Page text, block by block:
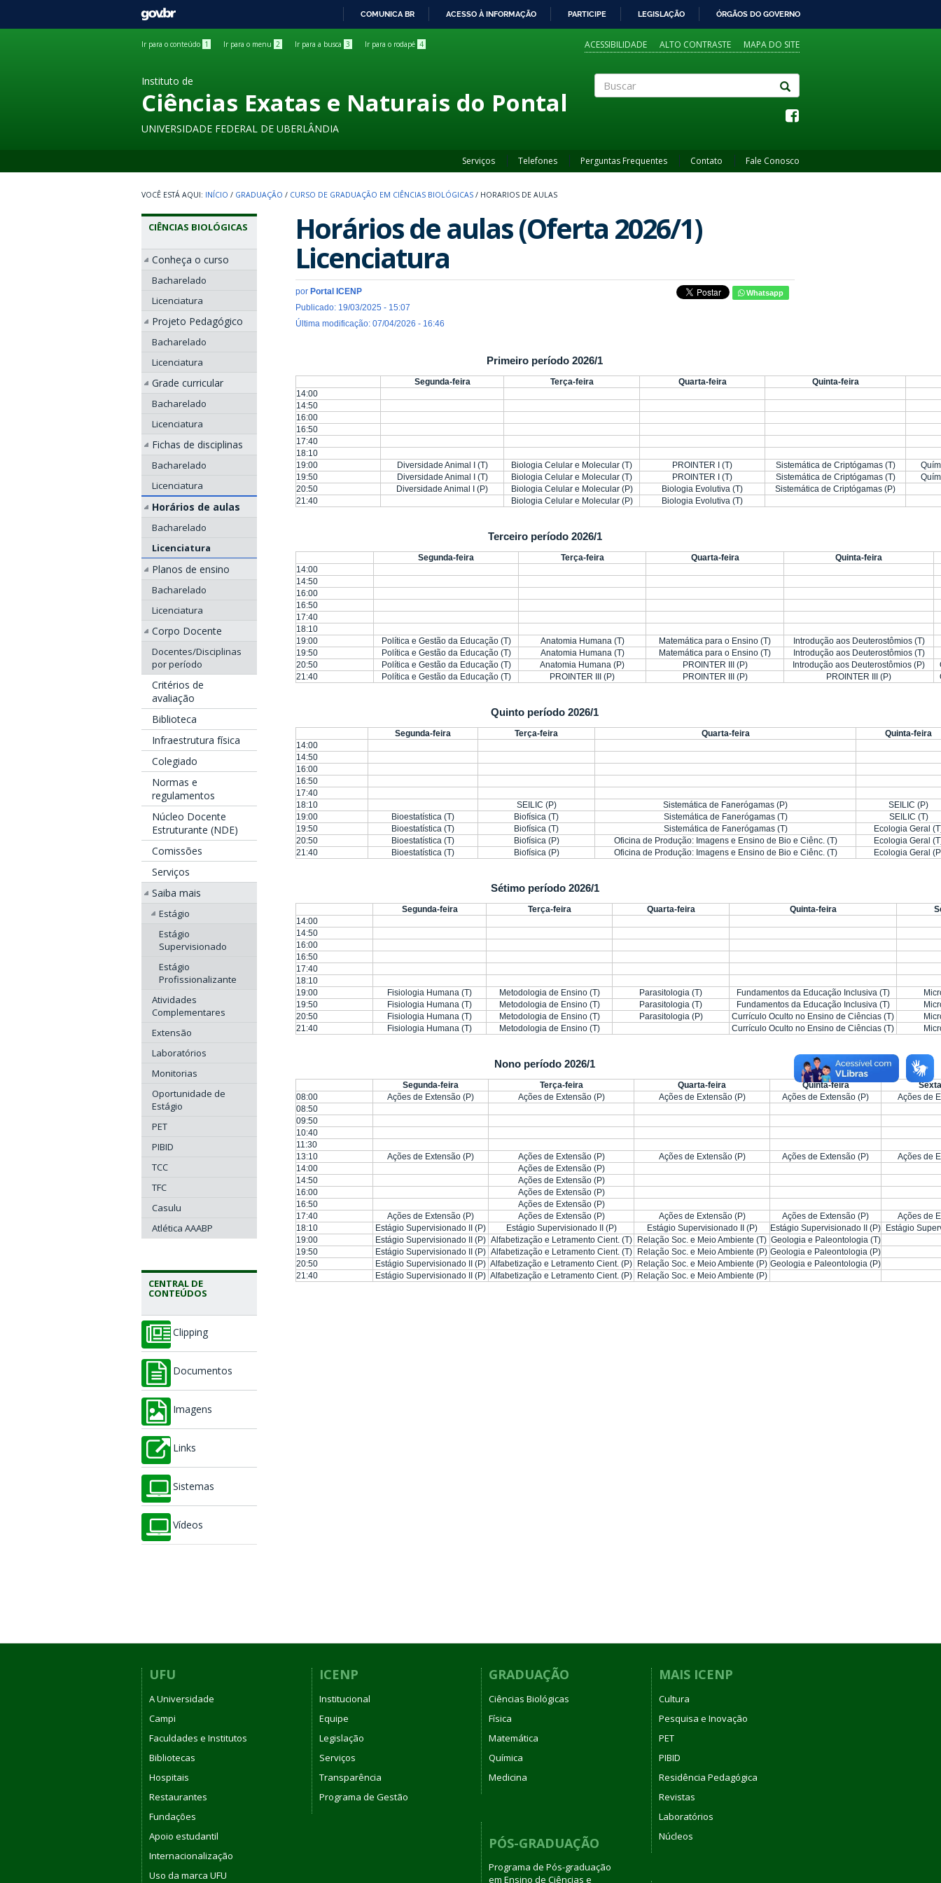
GOVBR
COMUNICA BR ACESSO À INFORMAÇÃO PARTICIPE LEGISLAÇÃO ÓRGÃOS DO GOVERNO
Ir para o conteúdo 1 Ir para o menu 2 Ir para a busca 3 Ir para o rodapé 4 ACESSIBILIDADE ALTO CONTRASTE MAPA DO SITE
Instituto de
Ciências Exatas e Naturais do Pontal
UNIVERSIDADE FEDERAL DE UBERLÂNDIA
Serviços Telefones Perguntas Frequentes Contato Fale Conosco
INÍCIO / GRADUAÇÃO / CURSO DE GRADUAÇÃO EM CIÊNCIAS BIOLÓGICAS / HORARIOS DE AULAS
CIÊNCIAS BIOLÓGICAS
Conheça o curso
Bacharelado
Licenciatura
Projeto Pedagógico
Bacharelado
Licenciatura
Grade curricular
Bacharelado
Licenciatura
Fichas de disciplinas
Bacharelado
Licenciatura
Horários de aulas
Bacharelado
Licenciatura
Planos de ensino
Bacharelado
Licenciatura
Corpo Docente
Docentes/Disciplinas
por período
Critérios de
avaliação
Biblioteca
Infraestrutura física
Colegiado
Normas e
regulamentos
Núcleo Docente
Estruturante (NDE)
Comissões
Serviços
Saiba mais
Estágio
Estágio
Supervisionado
Estágio
Profissionalizante
Atividades
Complementares
Extensão
Laboratórios
Monitorias
Oportunidade de
Estágio
PET
PIBID
TCC
TFC
Casulu
Atlética AAABP
CENTRAL DE
CONTEÚDOS
Clipping
Documentos
Imagens
Links
Sistemas
Vídeos
Horários de aulas (Oferta 2026/1)
Licenciatura
por Portal ICENP
Publicado: 19/03/2025 - 15:07
Última modificação: 07/04/2026 - 16:46
Whatsapp
Primeiro período 2026/1
Segunda-feira Terça-feira Quarta-feira
Quinta-feira
14:00
14:50
16:00
16:50
17:40
18:10
19:00
Diversidade Animal I (T) Biologia Celular e Molecular (T) PROINTER I (T) Sistemática de Criptógamas (T)
19:50
Diversidade Animal I (T) Biologia Celular e Molecular (T) PROINTER I (T) Sistemática de Criptógamas (T)
20:50
Diversidade Animal I (P) Biologia Celular e Molecular (P) Biologia Evolutiva (T)
Sistemática de Criptógamas (P)
21:40
Biologia Celular e Molecular (P) Biologia Evolutiva (T)
Terceiro período 2026/1
Segunda-feira Terça-feira Quarta-feira
Quinta-feira
14:00
14:50
16:00
16:50
17:40
18:10
19:00
Política e Gestão da Educação (T) Anatomia Humana (T) Matemática para o Ensino (T)
Introdução aos Deuterostômios (T)
19:50
Política e Gestão da Educação (T) Anatomia Humana (T) Matemática para o Ensino (T)
Introdução aos Deuterostômios (T)
20:50
Política e Gestão da Educação (T) Anatomia Humana (P) PROINTER III (P) Introdução aos Deuterostômios (P)
21:40
Política e Gestão da Educação (T) PROINTER III (P) PROINTER III (P) PROINTER III (P)
Quinto período 2026/1
Segunda-feira Terça-feira Quarta-feira
Quinta-feira
14:00
14:50
16:00
16:50
17:40
18:10
SEILIC (P) Sistemática de Fanerógamas (P)
SEILIC (P)
19:00
Bioestatística (T) Biofísica (T) Sistemática de Fanerógamas (T)
SEILIC (T)
19:50
Bioestatística (T) Biofísica (T) Sistemática de Fanerógamas (T)
Ecologia Geral
20:50
Bioestatística (T) Biofísica (P) Oficina de Produção: Imagens e Ensino de Bio e Ciênc. (T)
Ecologia Geral
21:40
Bioestatística (T) Biofísica (P) Oficina de Produção: Imagens e Ensino de Bio e Ciênc. (T) Ecologia Geral
Sétimo período 2026/1
Segunda-feira Terça-feira Quarta-feira Quinta-feira
14:00
14:50
16:00
16:50
17:40
18:10
19:00
Fisiologia Humana (T) Metodologia de Ensino (T) Parasitologia (T) Fundamentos da Educação Inclusiva (T)
19:50
Fisiologia Humana (T) Metodologia de Ensino (T) Parasitologia (T) Fundamentos da Educação Inclusiva (T)
20:50
Fisiologia Humana (T) Metodologia de Ensino (T) Parasitologia (P) Currículo Oculto no Ensino de Ciências (T)
21:40
Fisiologia Humana (T) Metodologia de Ensino (T) Currículo Oculto no Ensino de Ciências (T)
Nono período 2026/1
Segunda-feira Terça-feira Quarta-feira Quinta-feira
08:00
Ações de Extensão (P) Ações de Extensão (P) Ações de Extensão (P) Ações de Extensão (P)
Ações de
08:50
09:50
10:40
11:30
13:10
Ações de Extensão (P) Ações de Extensão (P) Ações de Extensão (P) Ações de Extensão (P)
Ações de
14:00
Ações de Extensão (P)
14:50
Ações de Extensão (P)
16:00
Ações de Extensão (P)
16:50
Ações de Extensão (P)
17:40
Ações de Extensão (P) Ações de Extensão (P) Ações de Extensão (P) Ações de Extensão (P)
Ações de
18:10
Estágio Supervisionado II (P) Estágio Supervisionado II (P) Estágio Supervisionado II (P) Estágio Supervisionado II (P) Estágio
19:00
Estágio Supervisionado II (P) Alfabetização e Letramento Cient. (T) Relação Soc. e Meio Ambiente (T) Geologia e Paleontologia (T)
19:50
Estágio Supervisionado II (P) Alfabetização e Letramento Cient. (T) Relação Soc. e Meio Ambiente (P) Geologia e Paleontologia (P)
20:50
Estágio Supervisionado II (P) Alfabetização e Letramento Cient. (P) Relação Soc. e Meio Ambiente (P) Geologia e Paleontologia (P)
21:40
Estágio Supervisionado II (P) Alfabetização e Letramento Cient. (P) Relação Soc. e Meio Ambiente (P)
UFU
A Universidade
Campi
Faculdades e Institutos
Bibliotecas
Hospitais
Restaurantes
Fundações
Apoio estudantil
Internacionalização
Uso da marca UFU
ICENP
Institucional
Equipe
Legislação
Serviços
Transparência
Programa de Gestão
GRADUAÇÃO
Ciências Biológicas
Física
Matemática
Química
Medicina
PÓS-GRADUAÇÃO
Programa de Pós-graduação
em Ensino de Ciências e
MAIS ICENP
Cultura
Pesquisa e Inovação
PET
PIBID
Residência Pedagógica
Revistas
Laboratórios
Núcleos